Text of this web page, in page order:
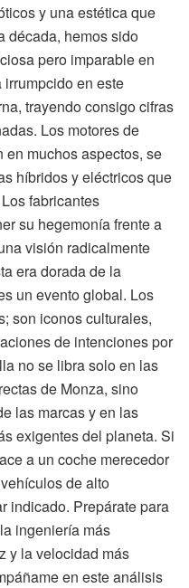
y una estética que
década, hemos sido
pero imparable en
en este
trayendo consigo cifras
Los motores de
muchos aspectos, se
híbridos y eléctricos que
fabricantes
su hegemonía frente a
visión radicalmente
era dorada de la
un evento global. Los
son iconos culturales,
de intenciones por
no se libra solo en las
de Monza, sino
las marcas y en las
exigentes del planeta. Si
a un coche merecedor
de alto
indicado. Prepárate para
ingeniería más
y la velocidad más
en este análisis